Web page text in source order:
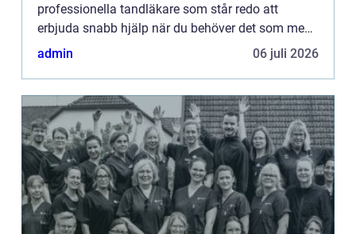
professionella tandläkare som står redo att
erbjuda snabb hjälp när du behöver det som mest.
I denna artikel kommer...
admin 06 juli 2026